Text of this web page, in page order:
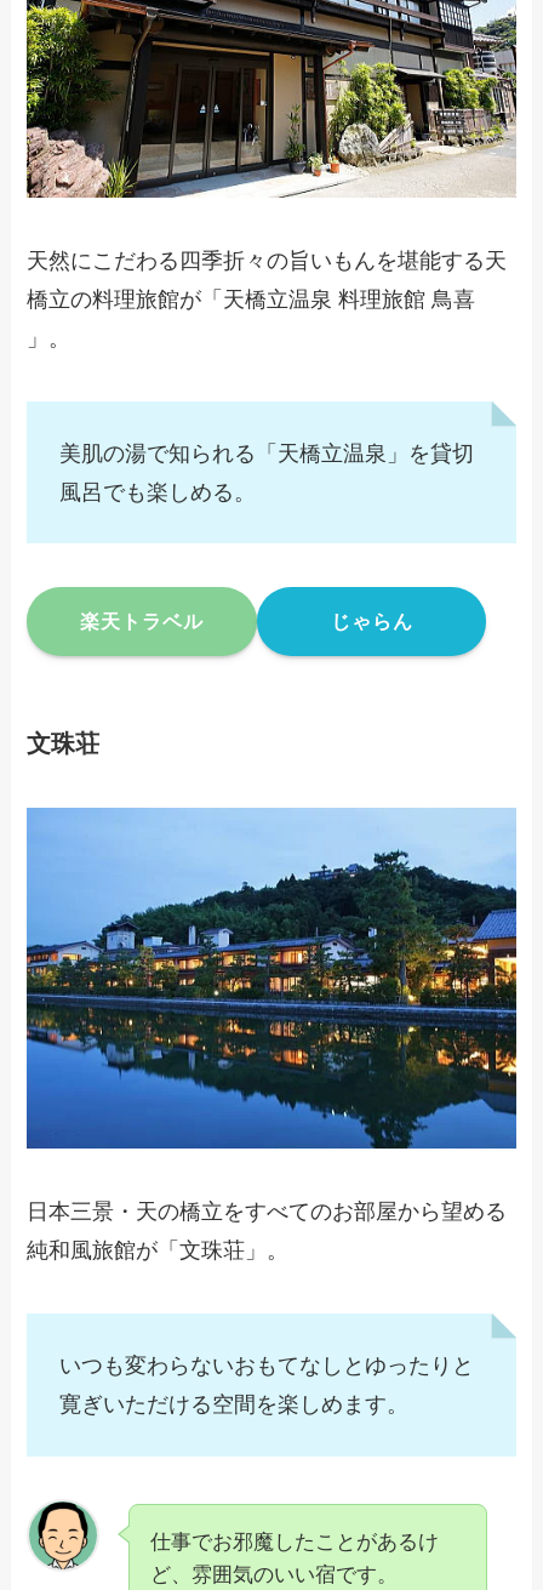
天然にこだわる四季折々の旨いもんを堪能する天
橋立の料理旅館が「天橋立温泉 料理旅館 鳥喜
」。
美肌の湯で知られる「天橋立温泉」を貸切
風呂でも楽しめる。
楽天トラベル じゃらん
文珠荘
日本三景・天の橋立をすべてのお部屋から望める
純和風旅館が「文珠荘」。
いつも変わらないおもてなしとゆったりと
寛ぎいただける空間を楽しめます。
仕事でお邪魔したことがあるけ
ど、雰囲気のいい宿です。